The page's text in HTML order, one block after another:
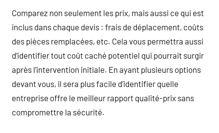
Comparez non seulement les prix, mais aussi ce qui est
inclus dans chaque devis : frais de déplacement, coûts
des pièces remplacées, etc. Cela vous permettra aussi
d’identifier tout coût caché potentiel qui pourrait surgir
après l’intervention initiale. En ayant plusieurs options
devant vous, il sera plus facile d’identifier quelle
entreprise offre le meilleur rapport qualité-prix sans
compromettre la sécurité.